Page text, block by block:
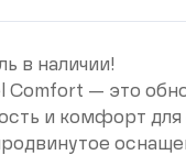
в наличии!
Comfort — это
и комфорт для